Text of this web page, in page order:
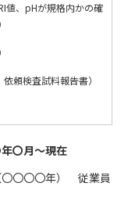
値、pHが規格内かの確
頼検査試料報告書）
〇月～現在
〇〇〇年） 従業員